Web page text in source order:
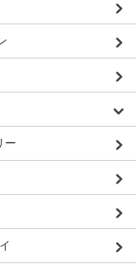
ー